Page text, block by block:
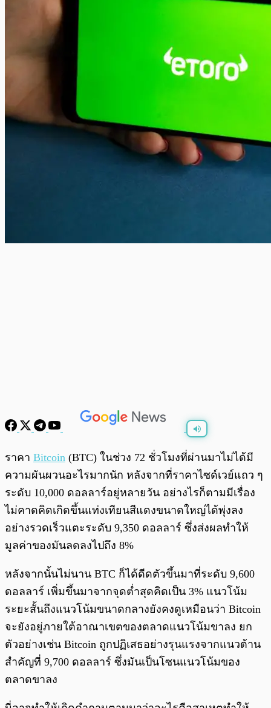
/ 0:00
ราคา Bitcoin (BTC) ในช่วง 72 ชั่วโมงที่ผ่านมาไม่ได้มี
ความผันผวนอะไรมากนัก หลังจากที่ราคาไซด์เวย์แถว ๆ
ระดับ 10,000 ดอลลาร์อยู่หลายวัน อย่างไรก็ตามมีเรื่อง
ไม่คาดคิดเกิดขึ้นแท่งเทียนสีแดงขนาดใหญ่ได้พุ่งลง
อย่างรวดเร็วแตะระดับ 9,350 ดอลลาร์ ซึ่งส่งผลทำให้
มูลค่าของมันลดลงไปถึง 8%
หลังจากนั้นไม่นาน BTC ก็ได้ดีดตัวขึ้นมาที่ระดับ 9,600
ดอลลาร์ เพิ่มขึ้นมาจากจุดต่ำสุดคิดเป็น 3% แนวโน้ม
ระยะสั้นถึงแนวโน้มขนาดกลางยังคงดูเหมือนว่า Bitcoin
จะยังอยู่ภายใต้อาณาเขตของตลาดแนวโน้มขาลง ยก
ตัวอย่างเช่น Bitcoin ถูกปฏิเสธอย่างรุนแรงจากแนวต้าน
สำคัญที่ 9,700 ดอลลาร์ ซึ่งมันเป็นโซนแนวโน้มของ
ตลาดขาลง